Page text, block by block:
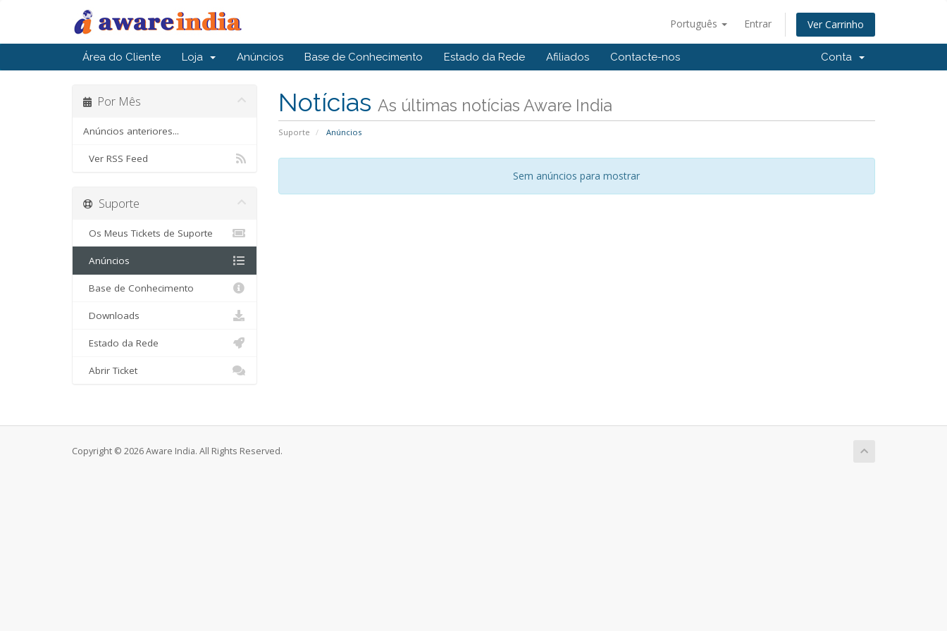
Português Entrar Ver Carrinho
Área do Cliente Loja Anúncios Base de Conhecimento Estado da Rede Afiliados Contacte-nos Conta
Notícias As últimas notícias Aware India
Suporte Anúncios
Por Mês
Anúncios anteriores...
Ver RSS Feed
Sem anúncios para mostrar
Suporte
Os Meus Tickets de Suporte
Anúncios
Base de Conhecimento
Downloads
Estado da Rede
Abrir Ticket
Copyright © 2026 Aware India. All Rights Reserved.